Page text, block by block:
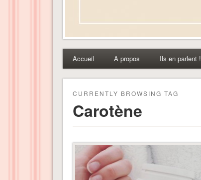
Accueil A propos Ils en parlent !
CURRENTLY BROWSING TAG
Carotène